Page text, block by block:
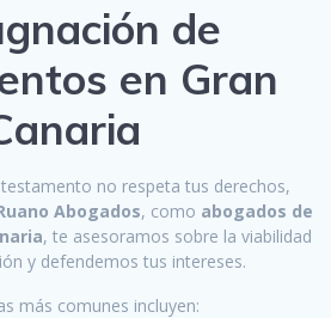
de
en Gran
no respeta tus derechos,
Abogados, como abogados de
, te asesoramos sobre la viabilidad
y defendemos tus intereses.
más comunes incluyen: